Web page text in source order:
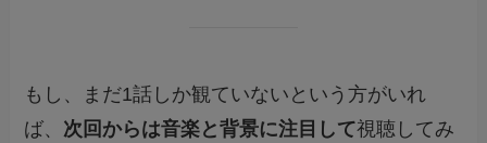
もし、まだ1話しか観ていないという方がいれ
ば、 次回からは音楽と背景に注目して視聴してみ